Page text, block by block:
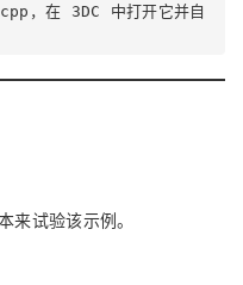
，在 3DC 中打开它并自
试验该示例。